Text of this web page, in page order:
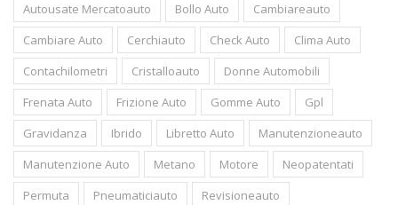
Autousate Mercatoauto
Bollo Auto
Cambiareauto
Cambiare Auto
Cerchiauto Check Auto
Clima Auto
Contachilometri
Cristalloauto
Donne Automobili
Frenata Auto
Frizione Auto Gomme Auto
Gpl
Gravidanza
Ibrido Libretto Auto
Manutenzioneauto
Manutenzione Auto
Metano Motore
Neopatentati
Permuta
Pneumaticiauto
Revisioneauto